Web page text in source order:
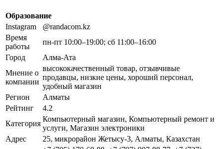
Образование
Instagram
@randacom.kz
Время
работы
пн-пт 10:00–19:00; сб 11:00–16:00
Город
Алма-Ата
Мнение о
компании
высококачественный товар, отзывчивые
продавцы, низкие цены, хороший персонал,
удобный магазин
Регион
Алматы
Рейтинг
4.2
Категория
Компьютерный магазин, Компьютерный ремонт и
услуги, Магазин электроники
Адрес
25, микрорайон Жетысу-3, Алматы, Казахстан